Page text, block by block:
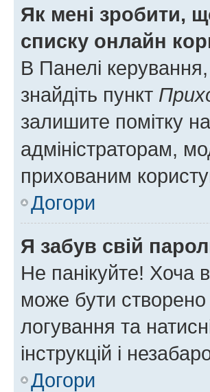
Як мені зробити,
списку онлайн
В Панелі
знайдіть пункт
залишите помітку
адміністраторам,
прихованим
Догори
Я забув свій
Не панікуйте! Хоча
може бути створено
логування та
інструкцій і
Догори